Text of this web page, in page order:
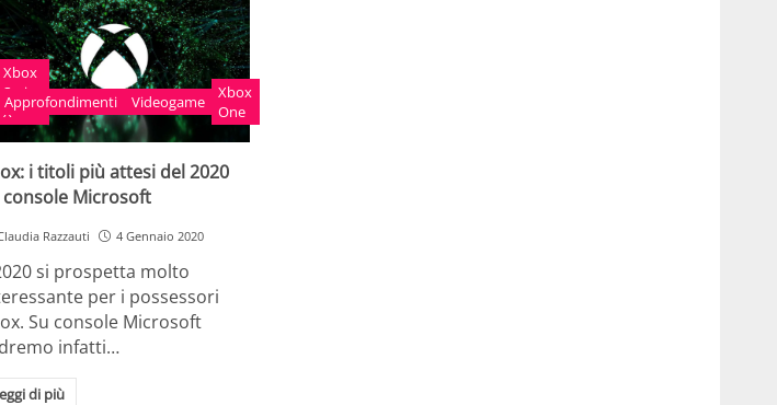
Xbox
Series
X
Approfondimenti Videogame
Xbox
One
i titoli più attesi del 2020
console Microsoft
Razzauti 4 Gennaio 2020
si prospetta molto
per i possessori
Su console Microsoft
infatti…
di più